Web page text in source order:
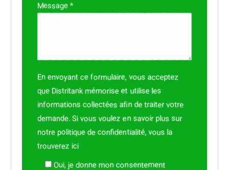
Message *
En envoyant ce formulaire, vous acceptez
que Distritank mémorise et utilise les
informations collectées afin de traiter votre
demande. Si vous voulez en savoir plus sur
notre politique de confidentialité, vous la
trouverez ici
Oui, je donne mon consentement